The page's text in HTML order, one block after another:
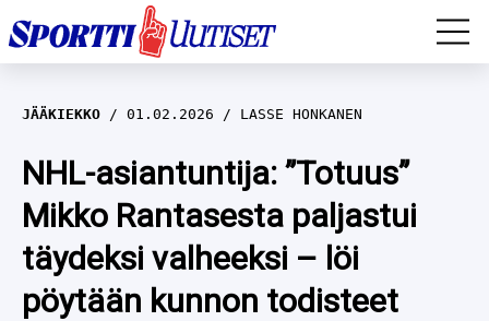
EM-YLEISURHEILU
JÄÄKIEKKO
YLEISURHEILU
WILMA HELTELÄ
TALVILAJIT
JÄÄKIEKKO 01.02.2026 LASSE HONKANEN
NHL-asiantuntija: ”Totuus”
Mikko Rantasesta paljastui
täydeksi valheeksi – löi
pöytään kunnon todisteet